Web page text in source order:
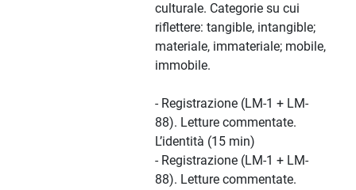
culturale. Categorie su cui
riflettere: tangible, intangible;
materiale, immateriale; mobile,
immobile.
- Registrazione (LM-1 + LM-
88). Letture commentate.
L’identità (15 min)
- Registrazione (LM-1 + LM-
88). Letture commentate.